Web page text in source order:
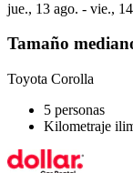
jue., 13 ago. - vie.,
Tamaño
Toyota Corolla
5 personas
Kilometraje